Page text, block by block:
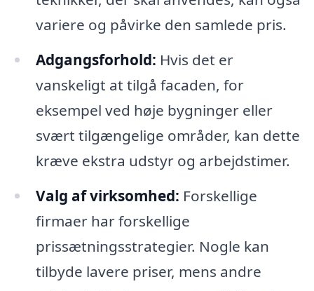
variere og påvirke den samlede pris.
Adgangsforhold: Hvis det er
vanskeligt at tilgå facaden, for
eksempel ved høje bygninger eller
svært tilgængelige områder, kan dette
kræve ekstra udstyr og arbejdstimer.
Valg af virksomhed: Forskellige
firmaer har forskellige
prissætningsstrategier. Nogle kan
tilbyde lavere priser, mens andre